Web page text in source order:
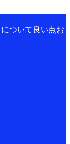
ついて良い点お